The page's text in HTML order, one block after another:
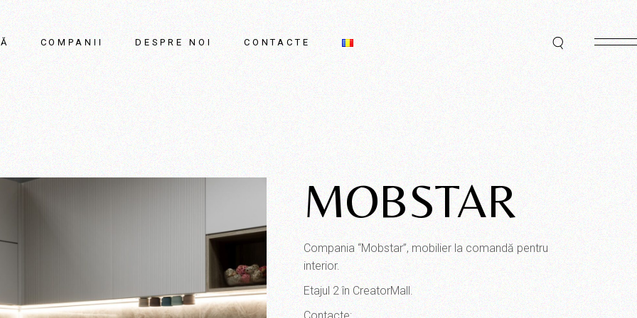
COMPANII DESPRE NOI CONTACTE
MOBSTAR
Compania “Mobstar”, mobilier la comandă pentru
interior.
Etajul 2 în CreatorMall.